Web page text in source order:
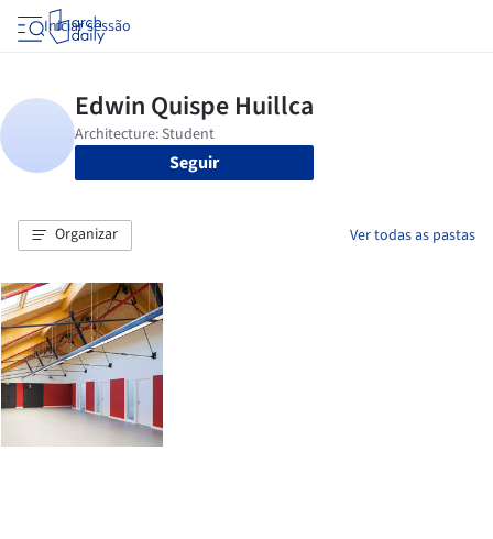
Iniciar sessão
Seguir
Organizar Ver todas as pastas